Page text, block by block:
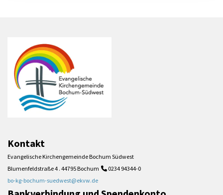
Kontakt
Evangelische Kirchengemeinde Bochum Südwest
Blumenfeldstraße 4 . 44795 Bochum  0234 94344-0
bo-kg-bochum-suedwest@ekvw.de